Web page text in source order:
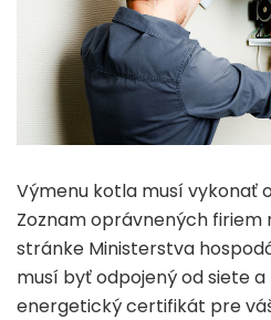
Výmenu kotla musí vykonať
Zoznam oprávnených firiem
stránke Ministerstva
musí byť odpojený od siete
energetický certifikát pre